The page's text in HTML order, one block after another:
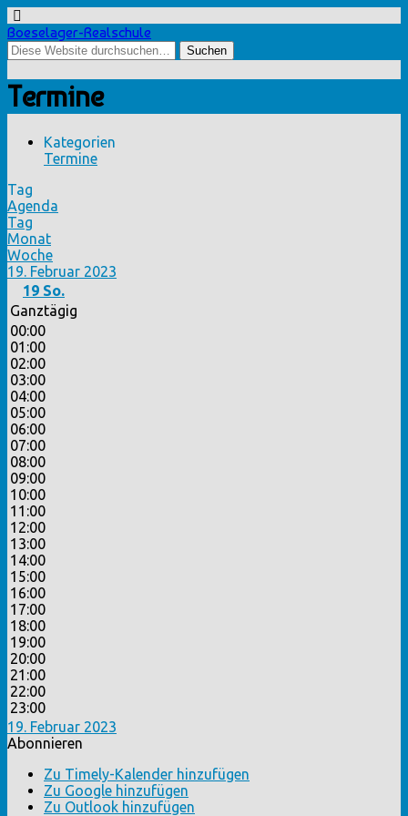
Boeselager-Realschule
Termine
Kategorien
Termine
Tag
Agenda
Tag
Monat
Woche
19. Februar 2023
19 So.
Ganztägig
00:00
01:00
02:00
03:00
04:00
05:00
06:00
07:00
08:00
09:00
10:00
11:00
12:00
13:00
14:00
15:00
16:00
17:00
18:00
19:00
20:00
21:00
22:00
23:00
19. Februar 2023
Abonnieren
Zu Timely-Kalender hinzufügen
Zu Google hinzufügen
Zu Outlook hinzufügen